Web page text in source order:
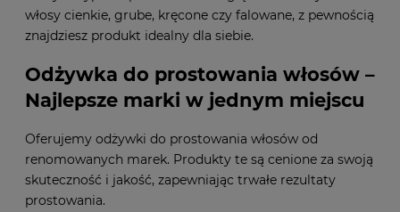
włosy cienkie, grube, kręcone czy falowane, z pewnością
znajdziesz produkt idealny dla siebie.
Odżywka do prostowania włosów –
Najlepsze marki w jednym miejscu
Oferujemy odżywki do prostowania włosów od
renomowanych marek. Produkty te są cenione za swoją
skuteczność i jakość, zapewniając trwałe rezultaty
prostowania.